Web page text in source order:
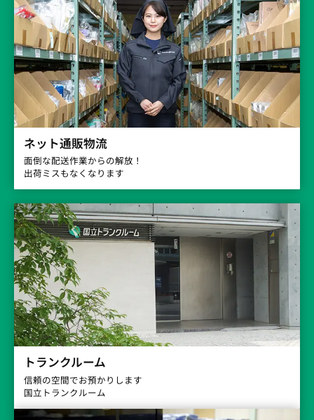
ネット通販物流
面倒な配送作業からの解放！
出荷ミスもなくなります
トランクルーム
信頼の空間でお預かりします
国立トランクルーム